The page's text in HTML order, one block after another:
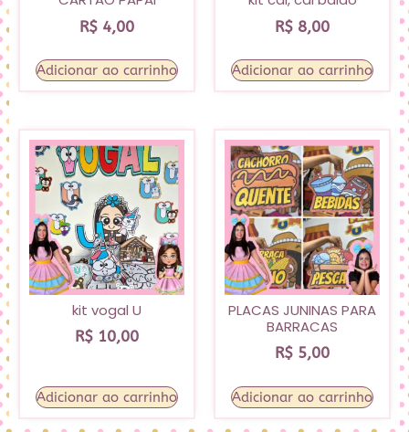
R$ 4,00
Adicionar ao carrinho
R$ 8,00
Adicionar ao carrinho
kit vogal U
R$ 10,00
Adicionar ao carrinho
PLACAS JUNINAS PARA
BARRACAS
R$ 5,00
Adicionar ao carrinho